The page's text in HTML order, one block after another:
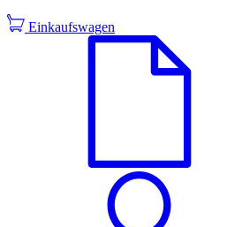
Einkaufswagen